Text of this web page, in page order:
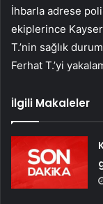
İhbarla adrese
ekiplerince
T.’nin sağlık
Ferhat T.’yi
İlgili Makaleler